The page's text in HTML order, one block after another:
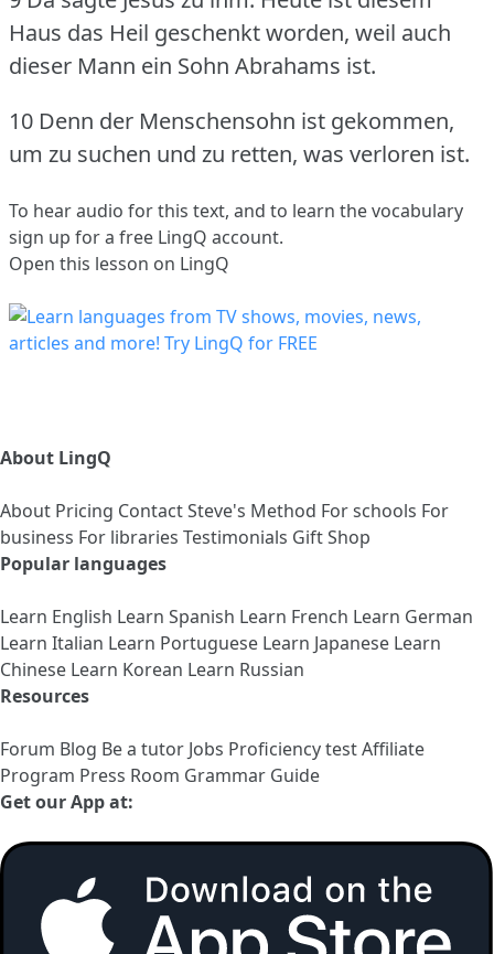
Haus das Heil geschenkt worden, weil auch
dieser Mann ein Sohn Abrahams ist.
10 Denn der Menschensohn ist gekommen,
um zu suchen und zu retten, was verloren ist.
To hear audio for this text, and to learn the vocabulary
sign up for a free LingQ account.
Open this lesson on LingQ
About LingQ
About Pricing ContactSteve's Method For schools For
business For libraries Testimonials Gift Shop
Popular languages
Learn English Learn Spanish Learn French Learn German
Learn Italian Learn Portuguese Learn Japanese Learn
Chinese Learn Korean Learn Russian
Resources
Forum Blog Be a tutor Jobs Proficiency testAffiliate
Program Press Room Grammar Guide
Get our App at: